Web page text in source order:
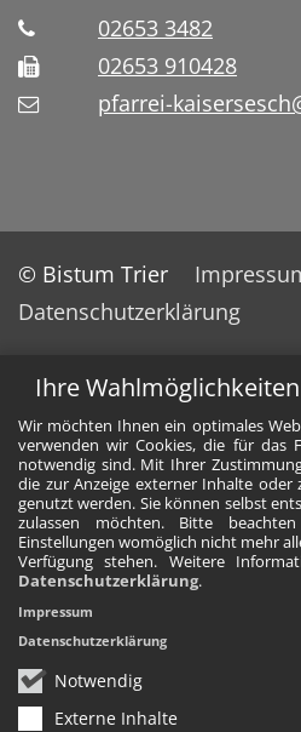
Ihre
Wir möchten Ihnen ein optimales
verwenden wir Cookies, die für das
notwendig sind. Mit Ihrer
die zur Anzeige externer Inhalte oder
genutzt werden. Sie können selbst
zulassen möchten. Bitte
Einstellungen womöglich nicht mehr
Verfügung stehen. Weitere
Datenschutzerklärung.
Notwendig
Externe Inhalte
Impressum
Datenschutzerklärung
02653 3482
02653 910428
pfarrei-
© Bistum Trier
Datenschutzerklärung